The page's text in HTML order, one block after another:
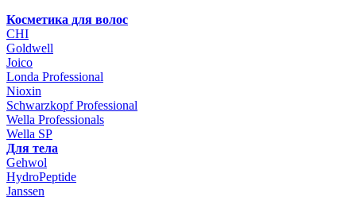
Косметика для волос
CHI
Goldwell
Joico
Londa Professional
Nioxin
Schwarzkopf Professional
Wella Professionals
Wella SP
Для тела
Gehwol
HydroPeptide
Janssen